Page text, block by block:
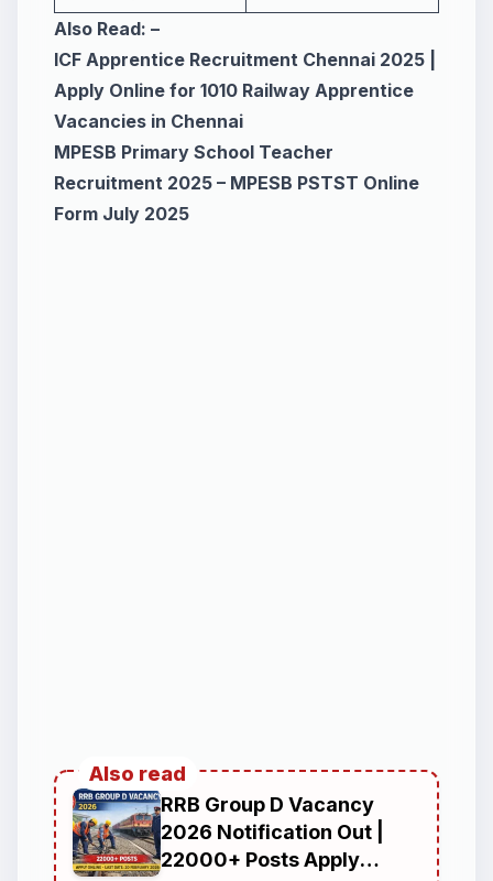
Also Read: –
ICF Apprentice Recruitment Chennai 2025 |
Apply Online for 1010 Railway Apprentice
Vacancies in Chennai
MPESB Primary School Teacher
Recruitment 2025 – MPESB PSTST Online
Form July 2025
Also read
RRB Group D Vacancy
2026 Notification Out |
22000+ Posts Apply